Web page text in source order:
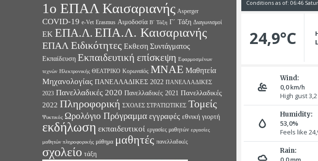
1ο ΕΠΑΛ Καισαριανής Asperger
COVID-19 e-Vet Erasmus Αιμοδοσία Β΄ Τάξη Γ΄ Τάξη Διαγωνισμοί
ΕΚ ΕΠΑ.Λ.ΕΠΑ.Λ. Καισαριανής
ΕΠΑΛ Ειδικότητες Εκθεση Συντάγματος
Εκπαίδευση Εκπαιδευτική επίσκεψη Εφαρμοσμένων
τεχνών Ηλεκτρονικής ΘΕΑΤΡΙΚΟ Κορωναϊός ΜΝΑΕ Μαθητεία
Μηχανολογίας ΠΑΝΕΛΛΑΔΙΚΕΣ 2022 ΠΑΝΕΛΛΑΔΙΚΕΣ
2023 Πανελλαδικές 2020 Πανελλαδικές 2021 Πανελλαδικές
2022 Πληροφορική ΣΧΟΛΕΣ ΣΤΡΑΤΙΩΤΙΚΕΣ Τομείς
Ψυκτικός Ωρολόγιο Πρόγραμμα εγγραφές εθνική γιορτή
εκδήλωση εκπαιδευτικοί εργασίες μαθητών εργασίες
μαθητών πληροφορικής μάθημα μαθητές πανελλαδικές
σχολείο τάξη